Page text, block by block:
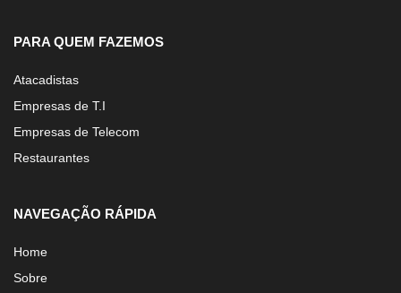
PARA QUEM FAZEMOS
Atacadistas
Empresas de T.I
Empresas de Telecom
Restaurantes
NAVEGAÇÃO RÁPIDA
Home
Sobre